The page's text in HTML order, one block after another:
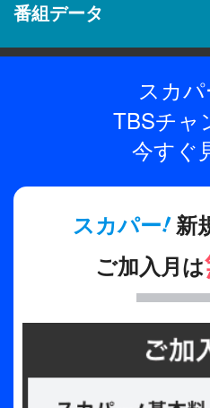
番組データ
wacci、水曜日のカンパネラ
yama、クレイジーケンバンド
2023年
スカパ
TBSチャ
今すぐ
スカパー!新
ご加入月は